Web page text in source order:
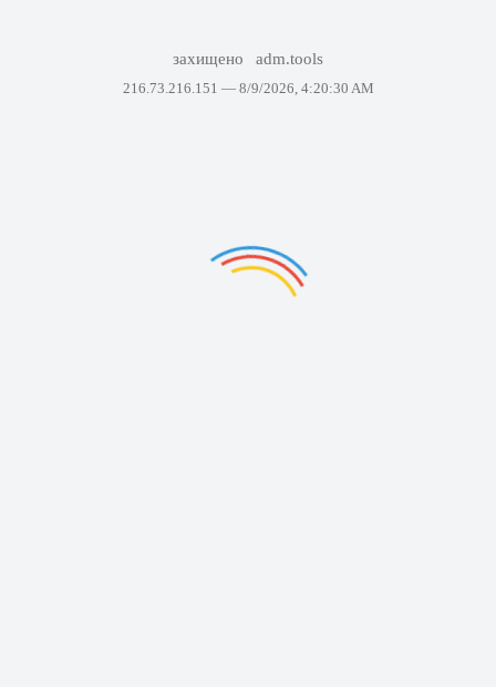
захищено adm.tools
216.73.216.151 — 8/9/2026, 4:20:30 AM